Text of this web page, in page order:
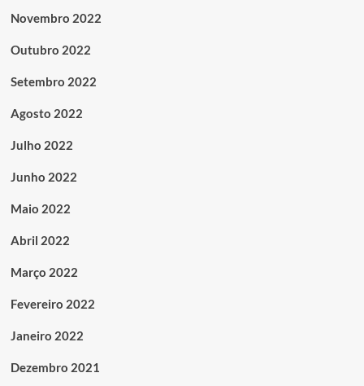
Novembro 2022
Outubro 2022
Setembro 2022
Agosto 2022
Julho 2022
Junho 2022
Maio 2022
Abril 2022
Março 2022
Fevereiro 2022
Janeiro 2022
Dezembro 2021